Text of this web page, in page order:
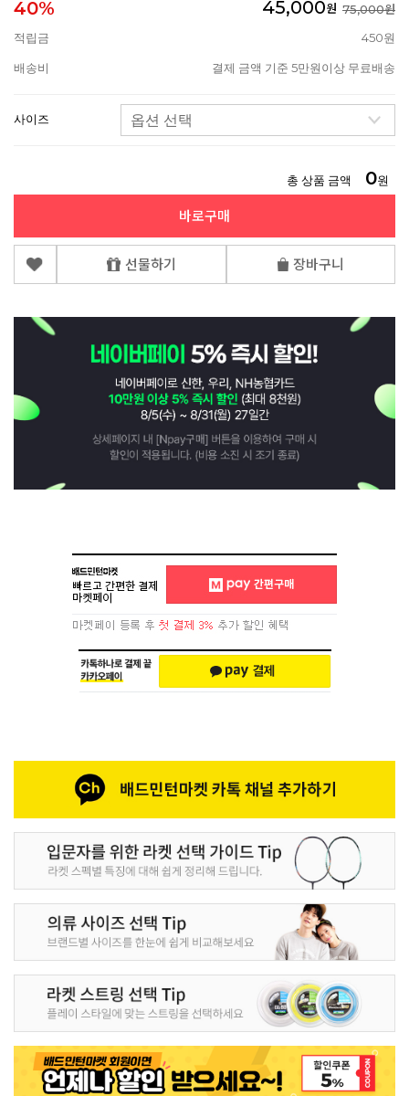
40% 45,000원 75,000원
적립금
450원
배송비 결제 금액 기준 5만원이상 무료배송
사이즈
총 상품 금액 0원
바로구매
선물하기 장바구니